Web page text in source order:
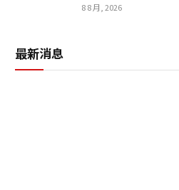
8 8 月, 2026
最新消息